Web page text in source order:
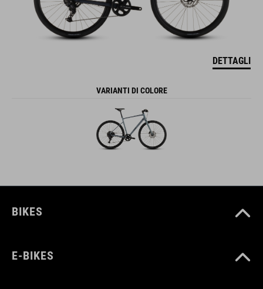
DETTAGLI
VARIANTI DI COLORE
BIKES
E-BIKES